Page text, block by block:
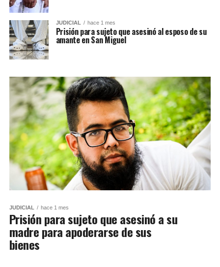
JUDICIAL hace 1 mes
Prisión para sujeto que asesinó al esposo de su
amante en San Miguel
JUDICIAL hace 1 mes
Prisión para sujeto que asesinó a su
madre para apoderarse de sus
bienes